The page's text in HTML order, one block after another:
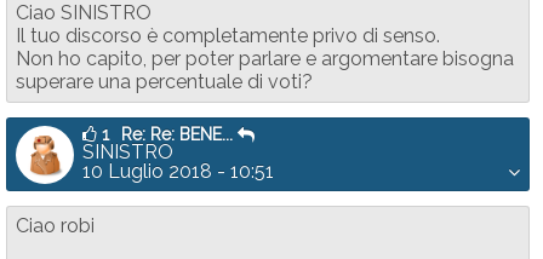
Ciao SINISTRO
Il tuo discorso è completamente privo di senso.
Non ho capito, per poter parlare e argomentare bisogna
superare una percentuale di voti?
1 Re: Re: BENE...
SINISTRO
10 Luglio 2018 - 10:51
Ciao robi